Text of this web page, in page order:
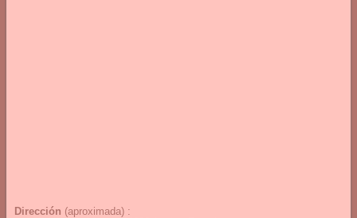
Dirección (aproximada) :